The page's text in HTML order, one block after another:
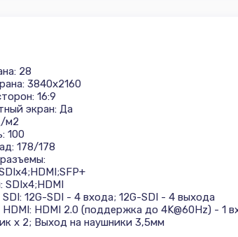
28
3840x2160
16:9
экран: Да
м2
100
178/178
12G-SDI - 4 входа; 12G-SDI - 4 выхода
HDMI 2.0 (поддержка до 4K@60Hz) - 1
x 2; Выход на наушники 3,5мм